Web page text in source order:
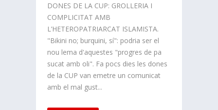
DONES DE LA CUP: GROLLERIA I
COMPLICITAT AMB
L’HETEROPATRIARCAT ISLAMISTA.
"Bikini no; burquini, sí": podria ser el
nou lema d'aquestes "progres de pa
sucat amb oli". Fa pocs dies les dones
de la CUP van emetre un comunicat
amb el mal gust...